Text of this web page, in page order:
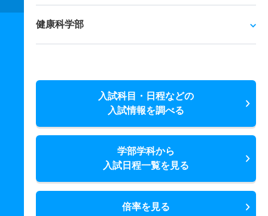
健康科学部
入試科目・日程などの
入試情報を調べる
学部学科から
入試日程一覧を見る
倍率を見る